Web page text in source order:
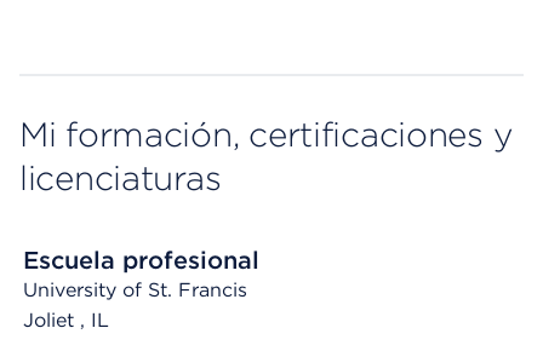
Mi formación, certificaciones y
licenciaturas
Escuela profesional
University of St. Francis
Joliet , IL